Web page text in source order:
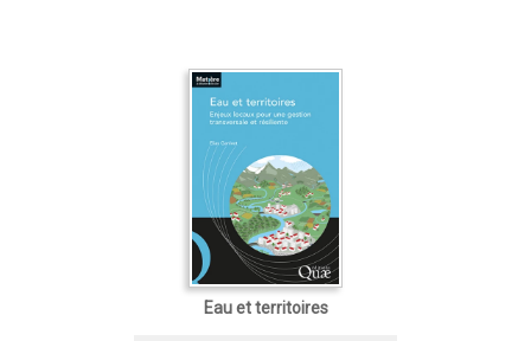
Eau et territoires